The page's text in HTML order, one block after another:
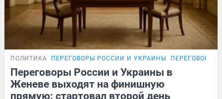
ПОЛИТИКА ПЕРЕГОВОРЫ РОССИИ И УКРАИНЫ ПЕРЕГОВОРЫ
Переговоры России и Украины в
Женеве выходят на финишную
прямую: стартовал второй день